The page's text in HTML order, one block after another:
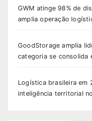
GWM atinge 98% de
amplia operação
GoodStorage amplia
categoria se consolida
Logística brasileira em
inteligência territorial